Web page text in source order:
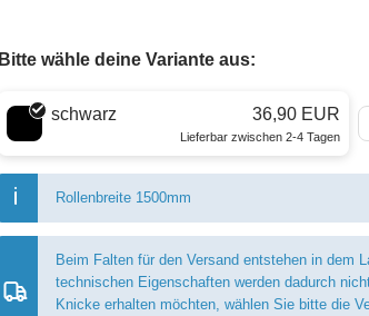
Bitte wähle deine Variante aus:
Wähle eine Farbe
schwarz 36,90 EUR
Lieferbar zwischen 2-4 Tagen
Rollenbreite 1500mm
Beim Falten für den Versand entstehen in dem
technischen Eigenschaften werden dadurch
Knicke erhalten möchten, wählen Sie bitte die